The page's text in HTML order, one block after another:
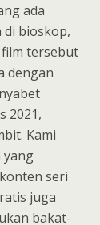
ada
di bioskop,
tersebut
dengan
2021,
Kami
seri
juga
bakat-